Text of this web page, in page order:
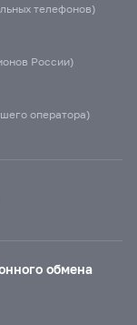
телефонов)
России)
оператора)
обмена